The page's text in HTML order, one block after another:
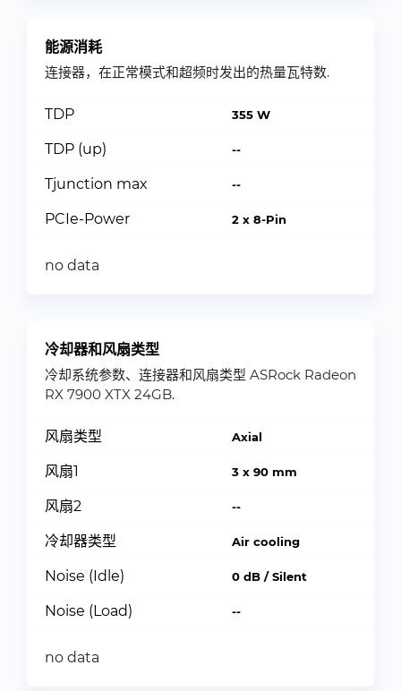
能源消耗
连接器，在正常模式和超频时发出的热量瓦特数.
TDP 355 W
TDP (up) --
Tjunction max --
PCIe-Power 2 x 8-Pin
no data
冷却器和风扇类型
冷却系统参数、连接器和风扇类型 ASRock Radeon
RX 7900 XTX 24GB.
风扇类型 Axial
风扇1 3 x 90 mm
风扇2 --
冷却器类型 Air cooling
Noise (Idle) 0 dB / Silent
Noise (Load) --
no data